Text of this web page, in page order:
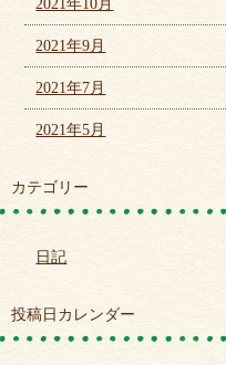
2021年10月
2021年9月
2021年7月
2021年5月
カテゴリー
日記
投稿日カレンダー